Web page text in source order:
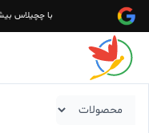
با چچیلاس